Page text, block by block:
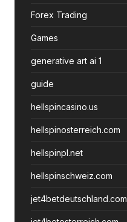
Forex Trading
Games
generative art ai 1
guide
hellspincasino.us
hellspinosterreich.com
hellspinpl.net
hellspinschweiz.com
jet4betdeutschland.com